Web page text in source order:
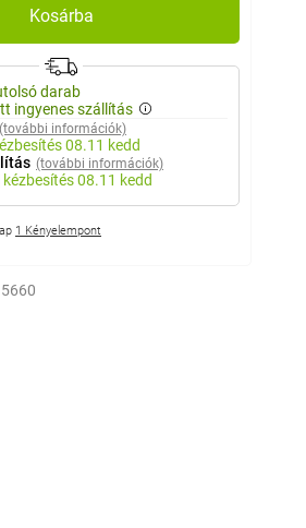
Kosárba
darab
ingyenes szállítás
(további információk)
08.11 kedd
(további információk)
kézbesítés08.11 kedd
1 Kényelempont